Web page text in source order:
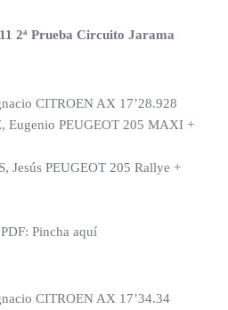
2ª Prueba Circuito Jarama
CITROEN AX 17’28.928
Eugenio PEUGEOT 205 MAXI +
Jesús PEUGEOT 205 Rallye +
Pincha aquí
CITROEN AX 17’34.34